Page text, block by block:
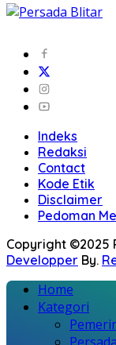
Indeks
Redaksi
Contact
Kode Etik
Disclaimer
Pedoman
Copyright ©2025
Developper By.
Home
Kategori